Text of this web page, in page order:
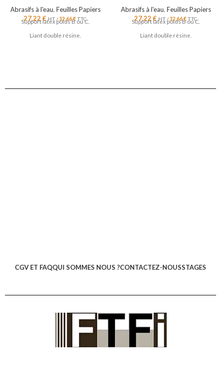
Abrasifs à l'eau, Feuilles Papiers
27,22 € HT /32,66€TTC
Support latex poids B ou C.
Liant double résine.
Abrasifs à l'eau, Feuilles Papiers
27,22 € HT /32,66€TTC
Support latex poids B ou C.
Liant double résine.
CGV ET FAQQUI SOMMES NOUS ?CONTACTEZ-NOUSSTAGES